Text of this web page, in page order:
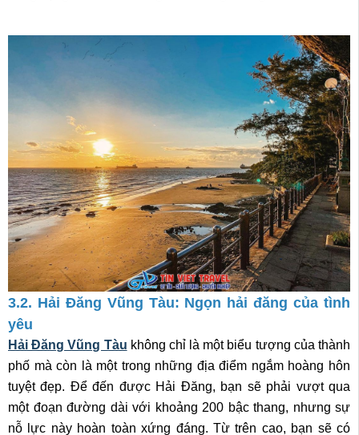
3.2. Hải Đăng Vũng Tàu: Ngọn hải đăng của tình
yêu
Hải Đăng Vũng Tàu không chỉ là một biểu tượng của thành
phố mà còn là một trong những địa điểm ngắm hoàng hôn
tuyệt đẹp. Để đến được Hải Đăng, bạn sẽ phải vượt qua
một đoạn đường dài với khoảng 200 bậc thang, nhưng sự
nỗ lực này hoàn toàn xứng đáng. Từ trên cao, bạn sẽ có